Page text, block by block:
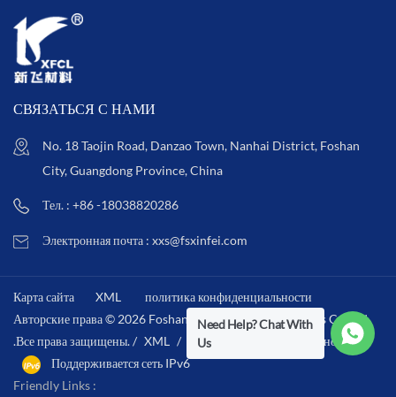
СВЯЗАТЬСЯ С НАМИ
No. 18 Taojin Road, Danzao Town, Nanhai District, Foshan
City, Guangdong Province, China
Тел. : +86 -18038820286
Электронная почта : xxs@fsxinfei.com
Карта сайта XML
политика конфиденциальности
Авторские права © 2026 Foshan Xinfei Hygiene Materials Co.,Ltd
.Все права защищены. / XML / политика конфиденциальности /
Поддерживается сеть IPv6
Friendly Links :
Need Help? Chat With
Us